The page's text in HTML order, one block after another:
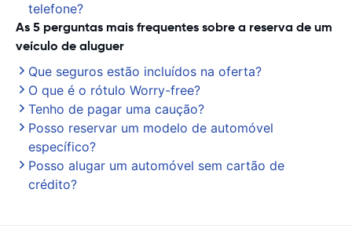
telefone?
As 5 perguntas mais frequentes sobre a reserva de um
veículo de aluguer
Que seguros estão incluídos na oferta?
O que é o rótulo Worry-free?
Tenho de pagar uma caução?
Posso reservar um modelo de automóvel
específico?
Posso alugar um automóvel sem cartão de
crédito?